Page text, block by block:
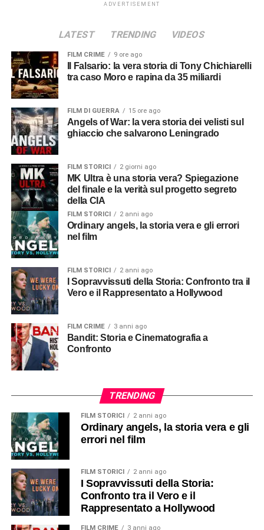
ADVERTISEMENT
LATEST TRENDING VIDEOS
FILM CRIME 9 ore ago
tra caso Moro e rapina da 35 miliardi
FILM DI GUERRA 15 ore ago
Angels of War: la vera storia dei velisti sul
ghiaccio che salvarono Leningrado
FILM STORICI 2 giorni ago
MK Ultra è una storia vera? Spiegazione
del finale e la verità sul progetto segreto
della CIA
FILM STORICI 2 anni ago
Ordinary angels, la storia vera e gli errori
nel film
FILM STORICI 2 anni ago
Vero e il Rappresentato a Hollywood
FILM CRIME 3 anni ago
Bandit: Storia e Cinematografia a
Confronto
TRENDING
FILM STORICI 2 anni ago
Ordinary angels, la storia vera e gli
errori nel film
FILM STORICI 2 anni ago
I Sopravvissuti della Storia:
Confronto tra il Vero e il
Rappresentato a Hollywood
FILM CRIME 3 anni ago